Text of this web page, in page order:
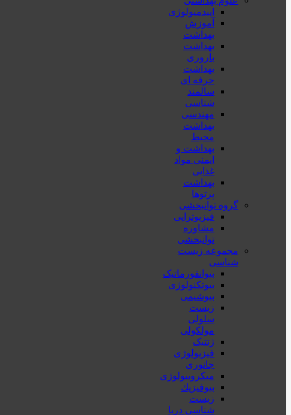
اپیدمیولوژی
آموزش
بهداشت
بهداشت
باروری
بهداشت
حرفه ای
سالمند
شناسی
مهندسی
بهداشت
محيط
بهداشت و
ایمنی مواد
غذایی
بهداشت
پرتوها
گروه توانبخشی
فیزیوتراپی
مشاوره
توانبخشی
مجموعه زیست
شناسی
بیوانفورماتیک
بیوتکنولوژی
بیوشیمی
زیست
سلولی
مولکولی
ژنتیک
فیزیولوژی
جانوری
میکروبیولوژی
بيوفيزيك
زیست
شناسی دریا